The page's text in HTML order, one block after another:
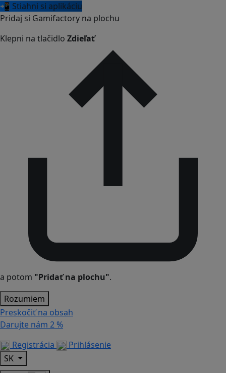
📲 Stiahni si aplikáciu
Pridaj si Gamifactory na plochu
Klepni na tlačidlo Zdieľať
a potom "Pridať na plochu".
Rozumiem
Preskočiť na obsah
Darujte nám 2 %
Registrácia
Prihlásenie
SK